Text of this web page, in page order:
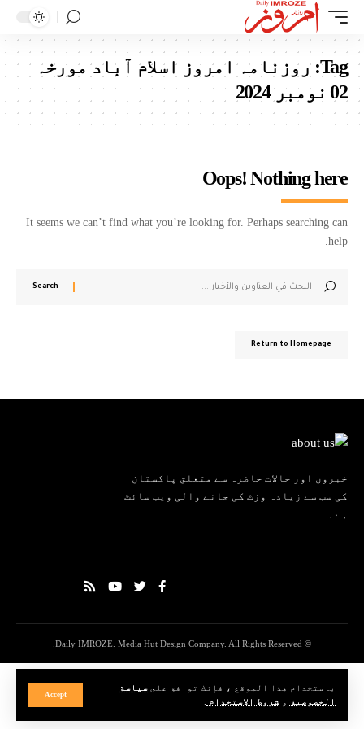
باستخدام هذا الموقع ، فإنك توافق على سياسة
الخصوصية
و شروط الاستخدام
Accept
Tag: روزنامہ امروز اسلام آباد مورخہ
02 نومبر 2024
Oops! Nothing here
It seems we can’t find what you’re looking for. Perhaps searching can
help.
Return to Homepage
خبروں اور حالات حاضرہ سے متعلق پاکستان
کی سب سے زیادہ وزٹ کی جانے والی ویب سائٹ
ہے۔
© Daily IMROZE. Media Hut Design Company. All Rights Reserved.